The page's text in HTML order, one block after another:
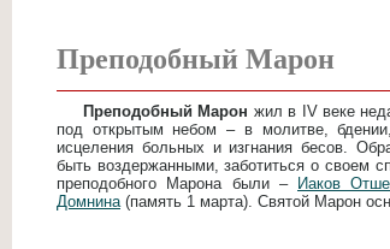
Преподобный Марон
Преподобный Марон жил в IV веке
под открытым небом – в молитве,
исцеления больных и изгнания бесов.
быть воздержанными, заботиться о своем
преподобного Марона были – Иаков
Домнина(память 1 марта). Святой Марон